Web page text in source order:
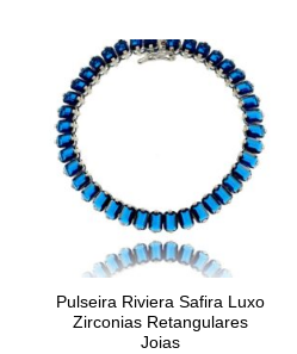
Pulseira Riviera Safira Luxo
Zirconias Retangulares
Joias